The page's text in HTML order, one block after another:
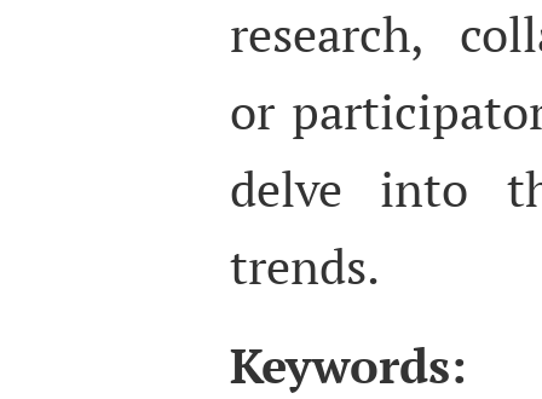
research,
or
delve into
trends.
Keywords: